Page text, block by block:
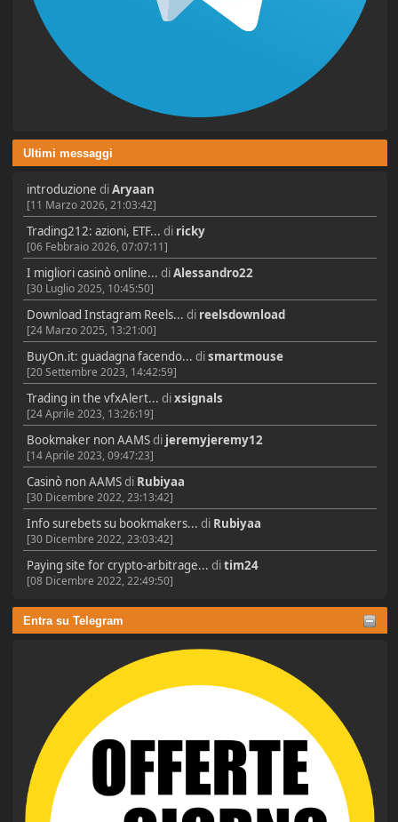
Ultimi messaggi
introduzione diAryaan
[11 Marzo 2026, 21:03:42]
Trading212: azioni, ETF... di ricky
[06 Febbraio 2026, 07:07:11]
I migliori casinò online... diAlessandro22
[30 Luglio 2025, 10:45:50]
Download Instagram Reels... di reelsdownload
[24 Marzo 2025, 13:21:00]
BuyOn.it: guadagna facendo... dismartmouse
[20 Settembre 2023, 14:42:59]
Trading in the vfxAlert... dixsignals
[24 Aprile 2023, 13:26:19]
Bookmaker non AAMSdi jeremyjeremy12
[14 Aprile 2023, 09:47:23]
Casinò non AAMSdi Rubiyaa
[30 Dicembre 2022, 23:13:42]
Info surebets su bookmakers... di Rubiyaa
[30 Dicembre 2022, 23:03:42]
Paying site for crypto-arbitrage... ditim24
[08 Dicembre 2022, 22:49:50]
Entra su Telegram